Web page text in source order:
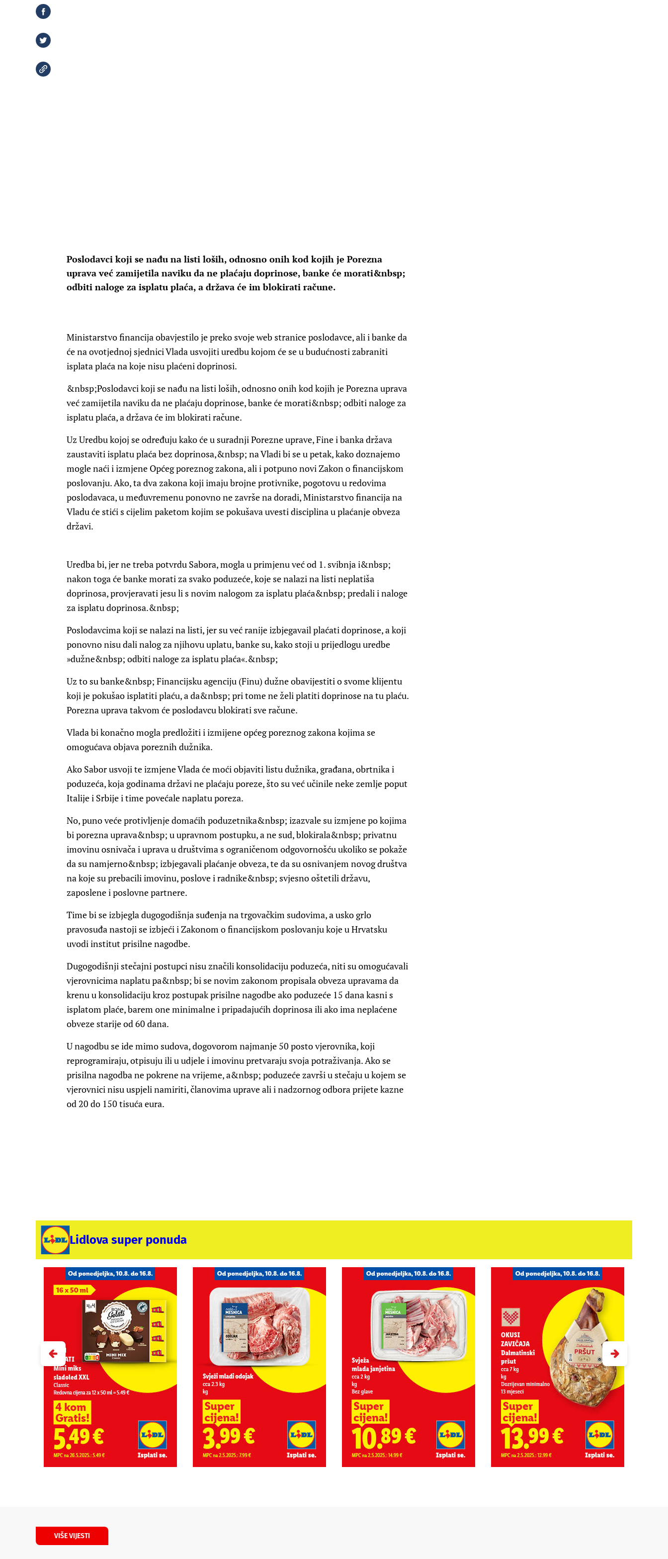
Poslodavci koji se nađu na listi loših, odnosno onih kod kojih je Porezna
uprava već zamijetila naviku da ne plaćaju doprinose, banke će morati&nbsp;
odbiti naloge za isplatu plaća, a država će im blokirati račune.
Ministarstvo financija obavjestilo je preko svoje web stranice poslodavce, ali i banke da
će na ovotjednoj sjednici Vlada usvojiti uredbu kojom će se u budućnosti zabraniti
isplata plaća na koje nisu plaćeni doprinosi.
&nbsp;Poslodavci koji se nađu na listi loših, odnosno onih kod kojih je Porezna uprava
već zamijetila naviku da ne plaćaju doprinose, banke će morati&nbsp; odbiti naloge za
isplatu plaća, a država će im blokirati račune.
Uz Uredbu kojoj se određuju kako će u suradnji Porezne uprave, Fine i banka država
zaustaviti isplatu plaća bez doprinosa,&nbsp; na Vladi bi se u petak, kako doznajemo
mogle naći i izmjene Općeg poreznog zakona, ali i potpuno novi Zakon o financijskom
poslovanju. Ako, ta dva zakona koji imaju brojne protivnike, pogotovu u redovima
poslodavaca, u međuvremenu ponovno ne završe na doradi, Ministarstvo financija na
Vladu će stići s cijelim paketom kojim se pokušava uvesti disciplina u plaćanje obveza
državi.
Uredba bi, jer ne treba potvrdu Sabora, mogla u primjenu već od 1. svibnja i&nbsp;
nakon toga će banke morati za svako poduzeće, koje se nalazi na listi neplatiša
doprinosa, provjeravati jesu li s novim nalogom za isplatu plaća&nbsp; predali i naloge
za isplatu doprinosa.&nbsp;
Poslodavcima koji se nalazi na listi, jer su već ranije izbjegavail plaćati doprinose, a koji
ponovno nisu dali nalog za njihovu uplatu, banke su, kako stoji u prijedlogu uredbe
»dužne&nbsp; odbiti naloge za isplatu plaća«.&nbsp;
Uz to su banke&nbsp; Financijsku agenciju (Finu) dužne obavijestiti o svome klijentu
koji je pokušao isplatiti plaću, a da&nbsp; pri tome ne želi platiti doprinose na tu plaću.
Porezna uprava takvom će poslodavcu blokirati sve račune.
Vlada bi konačno mogla predložiti i izmijene općeg poreznog zakona kojima se
omogućava objava poreznih dužnika.
Ako Sabor usvoji te izmjene Vlada će moći objaviti listu dužnika, građana, obrtnika i
poduzeća, koja godinama državi ne plaćaju poreze, što su već učinile neke zemlje poput
Italije i Srbije i time povećale naplatu poreza.
No, puno veće protivljenje domaćih poduzetnika&nbsp; izazvale su izmjene po kojima
bi porezna uprava&nbsp; u upravnom postupku, a ne sud, blokirala&nbsp; privatnu
imovinu osnivača i uprava u društvima s ograničenom odgovornošću ukoliko se pokaže
da su namjerno&nbsp; izbjegavali plaćanje obveza, te da su osnivanjem novog društva
na koje su prebacili imovinu, poslove i radnike&nbsp; svjesno oštetili državu,
zaposlene i poslovne partnere.
Time bi se izbjegla dugogodišnja suđenja na trgovačkim sudovima, a usko grlo
pravosuđa nastoji se izbjeći i Zakonom o financijskom poslovanju koje u Hrvatsku
uvodi institut prisilne nagodbe.
Dugogodišnji stečajni postupci nisu značili konsolidaciju poduzeća, niti su omogućavali
vjerovnicima naplatu pa&nbsp; bi se novim zakonom propisala obveza upravama da
krenu u konsolidaciju kroz postupak prisilne nagodbe ako poduzeće 15 dana kasni s
isplatom plaće, barem one minimalne i pripadajućih doprinosa ili ako ima neplaćene
obveze starije od 60 dana.
U nagodbu se ide mimo sudova, dogovorom najmanje 50 posto vjerovnika, koji
reprogramiraju, otpisuju ili u udjele i imovinu pretvaraju svoja potraživanja. Ako se
prisilna nagodba ne pokrene na vrijeme, a&nbsp; poduzeće završi u stečaju u kojem se
vjerovnici nisu uspjeli namiriti, članovima uprave ali i nadzornog odbora prijete kazne
od 20 do 150 tisuća eura.
Lidlova super ponuda
VIŠE VIJESTI